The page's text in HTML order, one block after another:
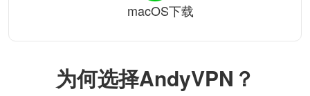
为何选择AndyVPN？
macOS下载